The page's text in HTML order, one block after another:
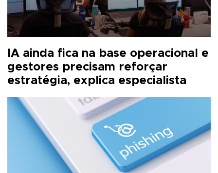
IA ainda fica na base operacional e
gestores precisam reforçar
estratégia, explica especialista